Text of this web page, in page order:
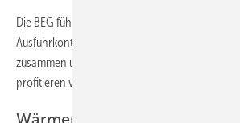
Die BEG führt bisherige Förderprogramme des
Ausfuhrkontrolle (Bafa) und der Kreditanstalt für
zusammen und weitet sie aus. Hausbesitzer und
profitieren von höheren Prämien für
Wärmepumpe statt Ölheizung